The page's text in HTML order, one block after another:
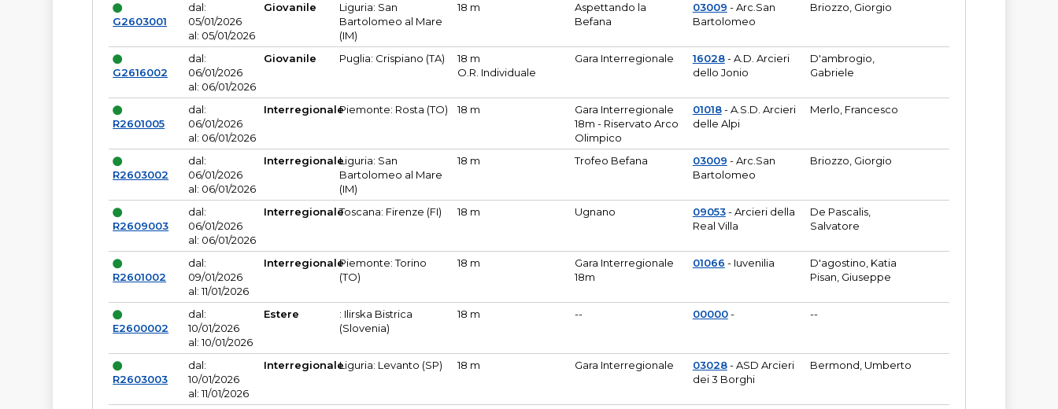
G2603001
dal:
05/01/2026
al: 05/01/2026
Giovanile
Liguria: San
Bartolomeo al Mare
(IM)
18 m
Aspettando la
Befana
03009 - Arc.San
Bartolomeo
Briozzo, Giorgio
G2616002
dal:
06/01/2026
al: 06/01/2026
Giovanile Puglia: Crispiano (TA)
18 m
O.R. Individuale
Gara Interregionale 16028- A.D. Arcieri
dello Jonio
D'ambrogio,
Gabriele
R2601005
dal:
06/01/2026
al: 06/01/2026
InterregionalePiemonte: Rosta (TO) 18 m
Gara Interregionale
18m - Riservato Arco
Olimpico
01018- A.S.D. Arcieri
delle Alpi
Merlo, Francesco
R2603002
dal:
06/01/2026
al: 06/01/2026
InterregionaleLiguria: San
Bartolomeo al Mare
(IM)
18 m Trofeo Befana 03009 - Arc.San
Bartolomeo
Briozzo, Giorgio
R2609003
dal:
06/01/2026
al: 06/01/2026
InterregionaleToscana: Firenze (FI) 18 m Ugnano 09053- Arcieri della
Real Villa
De Pascalis,
Salvatore
R2601002
dal:
09/01/2026
al: 11/01/2026
InterregionalePiemonte: Torino
(TO)
18 m
Gara Interregionale
18m
01066 - Iuvenilia
D'agostino, Katia
Pisan, Giuseppe
E2600002
dal:
10/01/2026
al: 10/01/2026
Estere
: Ilirska Bistrica
(Slovenia)
18 m -- 00000- --
R2603003
dal:
10/01/2026
al: 11/01/2026
InterregionaleLiguria: Levanto (SP) 18 m Gara Interregionale 03028- ASD Arcieri
dei 3 Borghi
Bermond, Umberto